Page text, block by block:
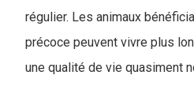
régulier. Les animaux
précoce peuvent vivre plus
une qualité de vie quasiment